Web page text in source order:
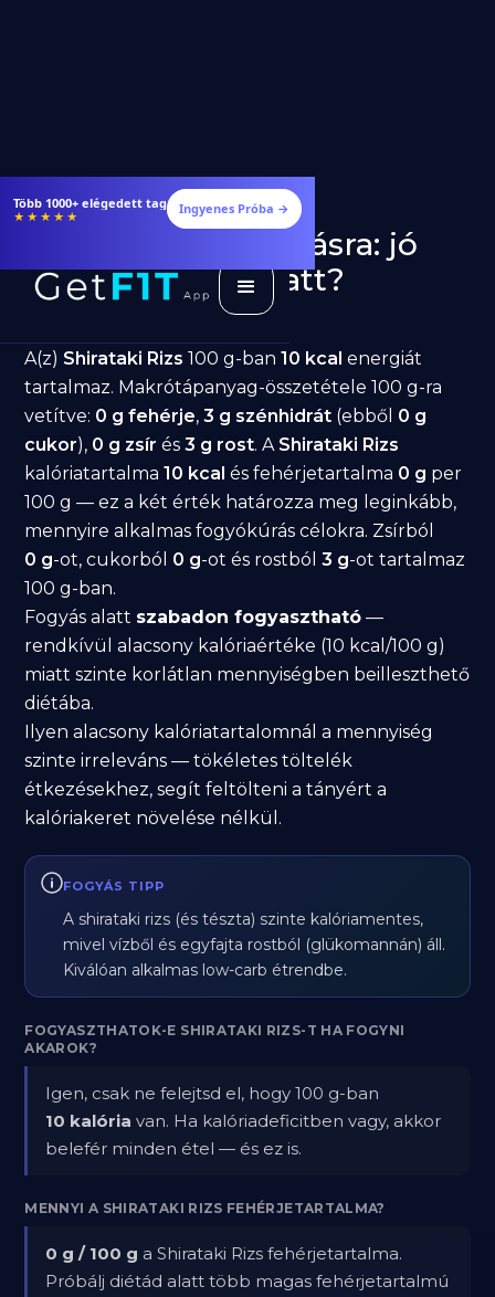
Több 1000+ elégedett tag
★★★★★ Ingyenes Próba →
Shirataki Rizs fogyásra: jó
választás diéta alatt?
A(z) Shirataki Rizs 100 g-ban10 kcal energiát
tartalmaz. Makrótápanyag-összetétele 100 g-ra
vetítve: 0 g fehérje,3 g szénhidrát (ebből 0 g
cukor), 0 g zsír és3 g rost. A Shirataki Rizs
kalóriatartalma10 kcal és fehérjetartalma 0 g per
100 g — ez a két érték határozza meg leginkább,
mennyire alkalmas fogyókúrás célokra. Zsírból
0 g-ot, cukorból 0 g-ot és rostból3 g-ot tartalmaz
100 g-ban.
Fogyás alatt szabadon fogyasztható —
rendkívül alacsony kalóriaértéke (10 kcal/100 g)
miatt szinte korlátlan mennyiségben beilleszthető
diétába.
Ilyen alacsony kalóriatartalomnál a mennyiség
szinte irreleváns — tökéletes töltelék
étkezésekhez, segít feltölteni a tányért a
kalóriakeret növelése nélkül.
FOGYÁS TIPP
A shirataki rizs (és tészta) szinte kalóriamentes,
mivel vízből és egyfajta rostból (glükomannán) áll.
Kiválóan alkalmas low-carb étrendbe.
FOGYASZTHATOK-E SHIRATAKI RIZS-T HA FOGYNI
AKAROK?
Igen, csak ne felejtsd el, hogy 100 g-ban
10 kalória van. Ha kalóriadeficitben vagy, akkor
belefér minden étel — és ez is.
MENNYI A SHIRATAKI RIZS FEHÉRJETARTALMA?
0 g / 100 g a Shirataki Rizs fehérjetartalma.
Próbálj diétád alatt több magas fehérjetartalmú